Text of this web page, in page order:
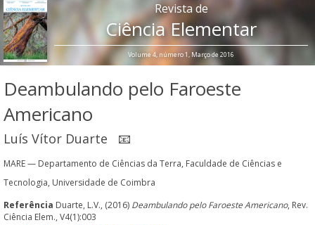
Revista de
Ciência Elementar
Volume 4, número 1, Março de 2016
Deambulando pelo Faroeste
Americano
Luís Vítor Duarte 📧
MARE — Departamento de Ciências da Terra, Faculdade de Ciências e
Tecnologia, Universidade de Coimbra
Referência Duarte, L.V., (2016) Deambulando pelo Faroeste Americano, Rev.
Ciência Elem., V4(1):003